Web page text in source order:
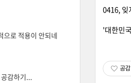
으로 적용이 안되네
감하기...
0416, 잊
'대한민
공감